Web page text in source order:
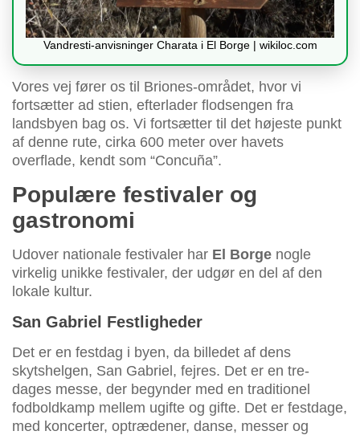
Vandresti-anvisninger Charata i El Borge | wikiloc.com
Vores vej fører os til Briones-området, hvor vi
fortsætter ad stien, efterlader flodsengen fra
landsbyen bag os. Vi fortsætter til det højeste punkt
af denne rute, cirka 600 meter over havets
overflade, kendt som “Concuña”.
Populære festivaler og
gastronomi
Udover nationale festivaler har El Borge nogle
virkelig unikke festivaler, der udgør en del af den
lokale kultur.
San Gabriel Festligheder
Det er en festdag i byen, da billedet af dens
skytshelgen, San Gabriel, fejres. Det er en tre-
dages messe, der begynder med en traditionel
fodboldkamp mellem ugifte og gifte. Det er festdage,
med koncerter, optrædener, danse, messer og